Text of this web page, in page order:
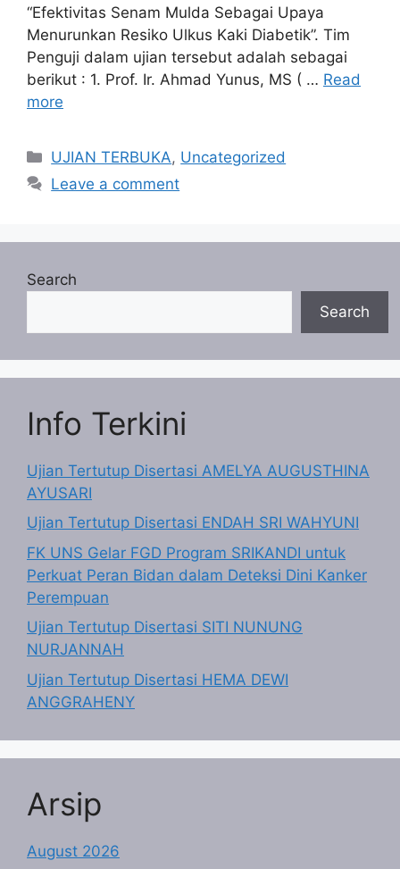
“Efektivitas Senam Mulda Sebagai Upaya
Menurunkan Resiko Ulkus Kaki Diabetik”. Tim
Penguji dalam ujian tersebut adalah sebagai
berikut : 1. Prof. Ir. Ahmad Yunus, MS ( … Read
more
Categories
UJIAN TERBUKA, Uncategorized
Leave a comment
Search
Search
Info Terkini
Ujian Tertutup Disertasi AMELYA AUGUSTHINA
AYUSARI
Ujian Tertutup Disertasi ENDAH SRI WAHYUNI
FK UNS Gelar FGD Program SRIKANDI untuk
Perkuat Peran Bidan dalam Deteksi Dini Kanker
Perempuan
Ujian Tertutup Disertasi SITI NUNUNG
NURJANNAH
Ujian Tertutup Disertasi HEMA DEWI
ANGGRAHENY
Arsip
August 2026